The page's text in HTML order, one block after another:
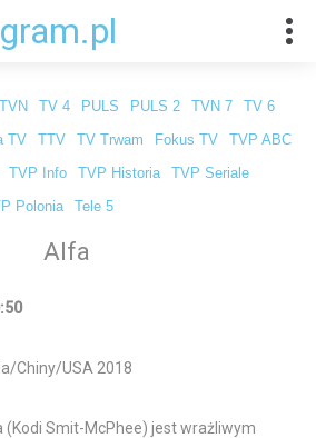
TVN TV 4 PULS PULS 2 TVN 7 TV 6
TV TTV TV Trwam Fokus TV TVP ABC
TVP Info TVP Historia TVP Seriale
Polonia Tele 5
Alfa
Chiny/USA 2018
(Kodi Smit-McPhee) jest wrażliwym